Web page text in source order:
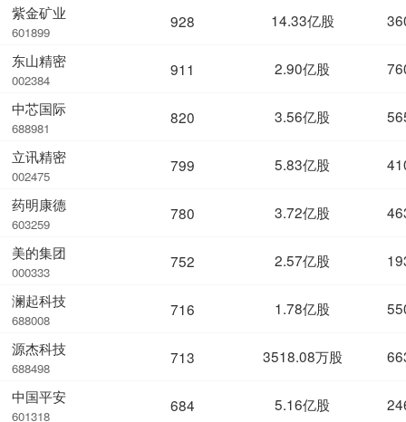
紫金矿业
601899
东山精密
002384
中芯国际
688981
立讯精密
002475
药明康德
603259
美的集团
000333
澜起科技
688008
源杰科技
688498
中国平安
601318
928 14.33亿股
911 2.90亿股
820 3.56亿股
799 5.83亿股
780 3.72亿股
752 2.57亿股
716 1.78亿股
713 3518.08万股
684 5.16亿股